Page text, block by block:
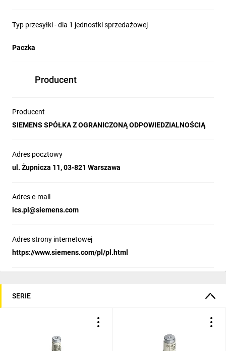
Typ przesyłki - dla 1 jednostki sprzedażowej
Paczka
Producent
Producent
SIEMENS SPÓŁKA Z OGRANICZONĄ ODPOWIEDZIALNOŚCIĄ
Adres pocztowy
ul. Żupnicza 11, 03-821 Warszawa
Adres e-mail
ics.pl@siemens.com
Adres strony internetowej
https://www.siemens.com/pl/pl.html
SERIE